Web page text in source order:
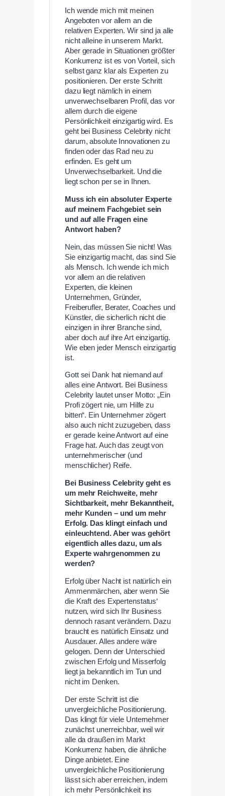
Ich wende mich mit meinen
Angeboten vor allem an die
relativen Experten. Wir sind ja alle
nicht alleine in unserem Markt.
Aber gerade in Situationen größter
Konkurrenz ist es von Vorteil, sich
selbst ganz klar als Experten zu
positionieren. Der erste Schritt
dazu liegt nämlich in einem
unverwechselbaren Profil, das vor
allem durch die eigene
Persönlichkeit einzigartig wird. Es
geht bei Business Celebrity nicht
darum, absolute Innovationen zu
finden oder das Rad neu zu
erfinden. Es geht um
Unverwechselbarkeit. Und die
liegt schon per se in Ihnen.
Muss ich ein absoluter Experte
auf meinem Fachgebiet sein
und auf alle Fragen eine
Antwort haben?
Nein, das müssen Sie nicht! Was
Sie einzigartig macht, das sind Sie
als Mensch. Ich wende ich mich
vor allem an die relativen
Experten, die kleinen
Unternehmen, Gründer,
Freiberufler, Berater, Coaches und
Künstler, die sicherlich nicht die
einzigen in ihrer Branche sind,
aber doch auf ihre Art einzigartig.
Wie eben jeder Mensch einzigartig
ist.
Gott sei Dank hat niemand auf
alles eine Antwort. Bei Business
Celebrity lautet unser Motto: „Ein
Profi zögert nie, um Hilfe zu
bitten“. Ein Unternehmer zögert
also auch nicht zuzugeben, dass
er gerade keine Antwort auf eine
Frage hat. Auch das zeugt von
unternehmerischer (und
menschlicher) Reife.
Bei Business Celebrity geht es
um mehr Reichweite, mehr
Sichtbarkeit, mehr Bekanntheit,
mehr Kunden – und um mehr
Erfolg. Das klingt einfach und
einleuchtend. Aber was gehört
eigentlich alles dazu, um als
Experte wahrgenommen zu
werden?
Erfolg über Nacht ist natürlich ein
Ammenmärchen, aber wenn Sie
die Kraft des Expertenstatus‘
nutzen, wird sich Ihr Business
dennoch rasant verändern. Dazu
braucht es natürlich Einsatz und
Ausdauer. Alles andere wäre
gelogen. Denn der Unterschied
zwischen Erfolg und Misserfolg
liegt ja bekanntlich im Tun und
nicht im Denken.
Der erste Schritt ist die
unvergleichliche Positionierung.
Das klingt für viele Unternehmer
zunächst unerreichbar, weil wir
alle da draußen im Markt
Konkurrenz haben, die ähnliche
Dinge anbietet. Eine
unvergleichliche Positionierung
lässt sich aber erreichen, indem
ich mehr Persönlichkeit ins